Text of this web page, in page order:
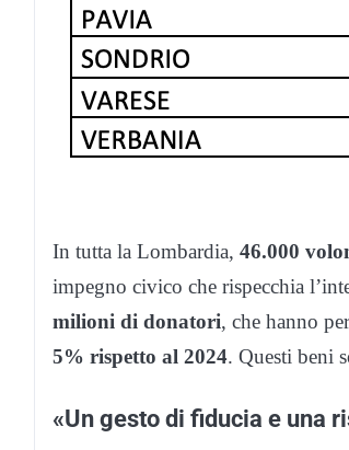
In tutta la Lombardia, 46.000
impegno civico che rispecchia
milioni di donatori, che hanno
5% rispetto al 2024. Questi beni
«Un gesto di fiducia e una